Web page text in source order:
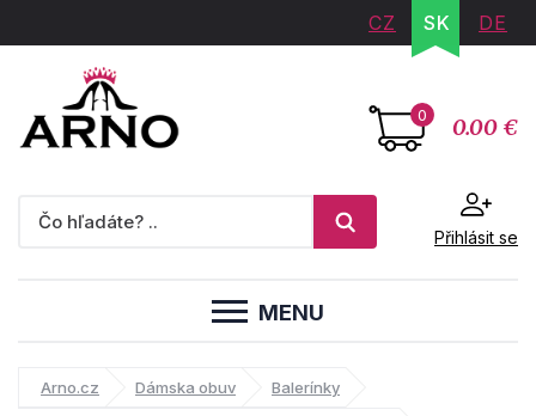
CZ SK DE
0 0.00 €
Přihlásit se
MENU
Arno.cz Dámska obuv Balerínky